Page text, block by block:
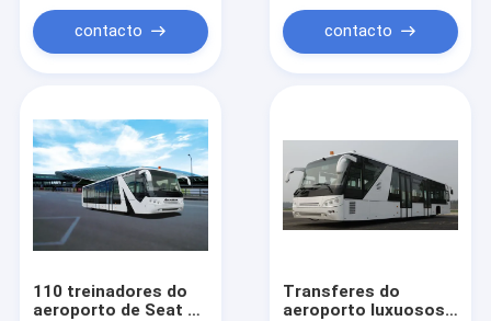
contacto contacto
110 treinadores do
aeroporto de Seat do
Transferes do
aeroporto luxuosos